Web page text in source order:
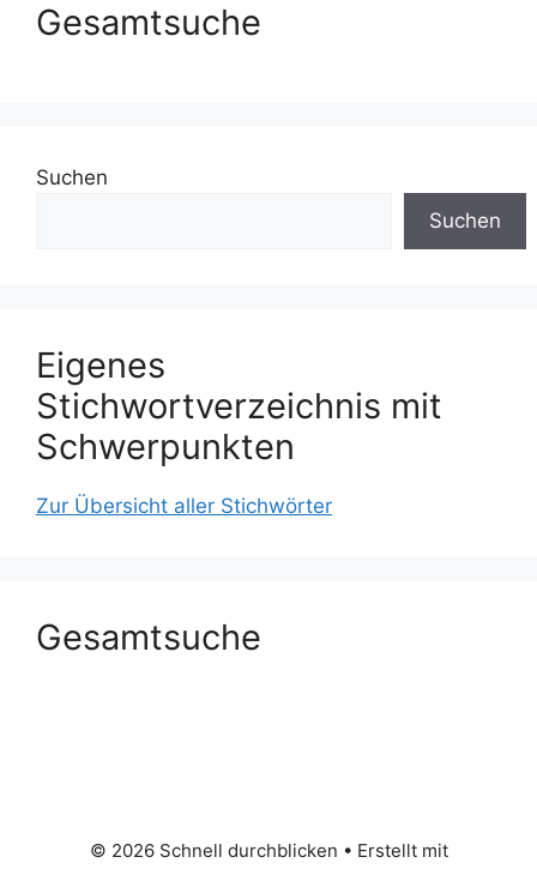
Gesamtsuche
Suchen
Suchen
Eigenes
Stichwortverzeichnis mit
Schwerpunkten
Zur Übersicht aller Stichwörter
Gesamtsuche
© 2026 Schnell durchblicken • Erstellt mit